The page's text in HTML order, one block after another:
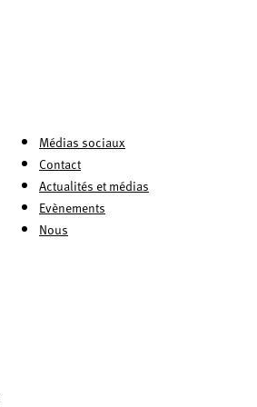
Médias sociaux
Contact
Actualités et médias
Evènements
Nous